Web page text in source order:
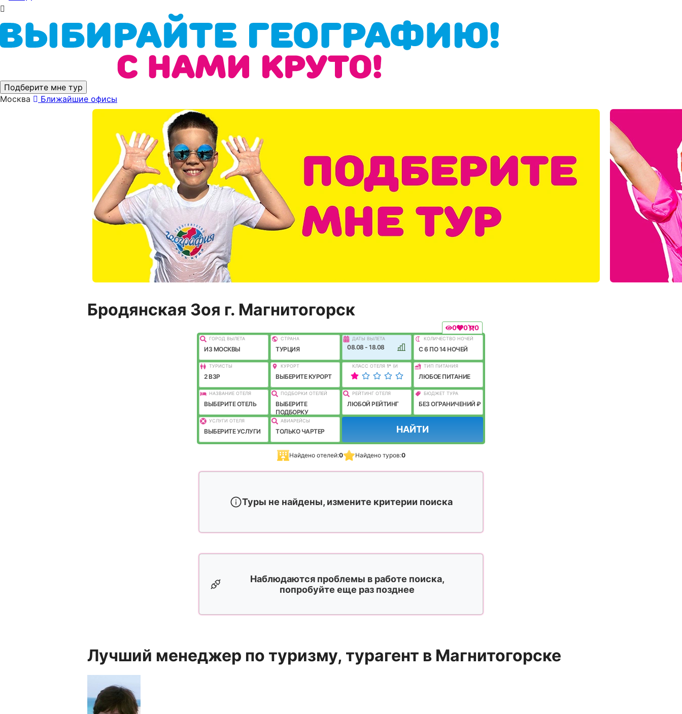
Подберите мне тур
Москва
Ближайшие офисы
Бродянская Зоя г. Магнитогорск
0 0 0
ГОРОД ВЫЛEТА
ИЗ МОСКВЫ
СТРАНА
ТУРЦИЯ
ДАТЫ ВЫЛЕТА
08.08 - 18.08
КОЛИЧЕСТВО НОЧЕЙ
C 6 ПО 14 НОЧЕЙ
ТУРИСТЫ
2 ВЗР
КУРОРТ
ВЫБЕРИТЕ КУРОРТ
КЛАСС ОТЕЛЯ 1* (И
ЛУЧШЕ)
ТИП ПИТАНИЯ
ЛЮБОЕ ПИТАНИЕ
НАЗВАНИЕ ОТЕЛЯ
ВЫБЕРИТЕ ОТЕЛЬ
ПОДБОРКИ ОТЕЛЕЙ
ВЫБЕРИТЕ
ПОДБОРКУ
РЕЙТИНГ ОТЕЛЯ
ЛЮБОЙ РЕЙТИНГ
БЮДЖЕТ ТУРА
БЕЗ ОГРАНИЧЕНИЙ ₽
УСЛУГИ ОТЕЛЯ
ВЫБЕРИТЕ УСЛУГИ
АВИАРЕЙСЫ
ТОЛЬКО ЧАРТЕР НАЙТИ
Найдено отелей:0 Найдено туров:0
Туры не найдены, измените критерии поиска
Наблюдаются проблемы в работе поиска,
попробуйте еще раз позднее
Лучший менеджер по туризму, турагент в Магнитогорске